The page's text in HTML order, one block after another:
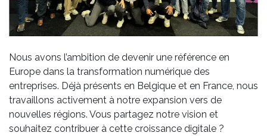
Nous avons l’ambition de devenir une référence en
Europe dans la transformation numérique des
entreprises. Déjà présents en Belgique et en France, nous
travaillons activement à notre expansion vers de
nouvelles régions. Vous partagez notre vision et
souhaitez contribuer à cette croissance digitale ?